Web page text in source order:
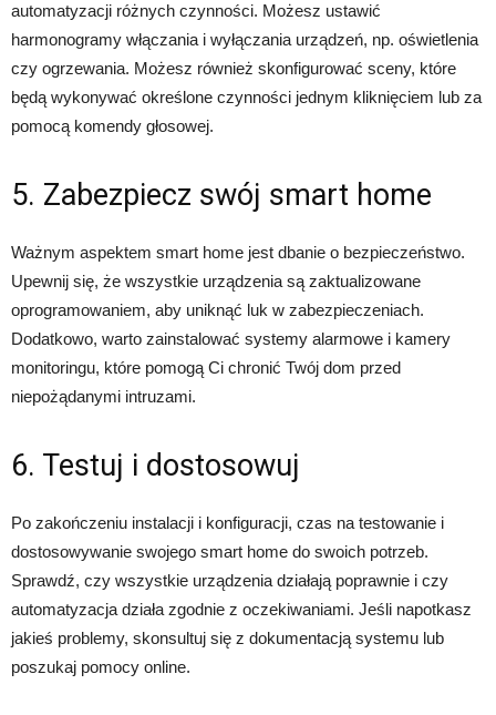
automatyzacji różnych czynności. Możesz ustawić
harmonogramy włączania i wyłączania urządzeń, np. oświetlenia
czy ogrzewania. Możesz również skonfigurować sceny, które
będą wykonywać określone czynności jednym kliknięciem lub za
pomocą komendy głosowej.
5. Zabezpiecz swój smart home
Ważnym aspektem smart home jest dbanie o bezpieczeństwo.
Upewnij się, że wszystkie urządzenia są zaktualizowane
oprogramowaniem, aby uniknąć luk w zabezpieczeniach.
Dodatkowo, warto zainstalować systemy alarmowe i kamery
monitoringu, które pomogą Ci chronić Twój dom przed
niepożądanymi intruzami.
6. Testuj i dostosowuj
Po zakończeniu instalacji i konfiguracji, czas na testowanie i
dostosowywanie swojego smart home do swoich potrzeb.
Sprawdź, czy wszystkie urządzenia działają poprawnie i czy
automatyzacja działa zgodnie z oczekiwaniami. Jeśli napotkasz
jakieś problemy, skonsultuj się z dokumentacją systemu lub
poszukaj pomocy online.